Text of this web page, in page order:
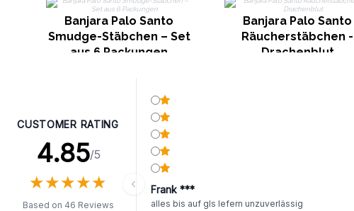
Banjara Palo Santo
Smudge-Stäbchen – Set
aus 6 Packungen
Banjara Palo Santo
Räucherstäbchen -
Drachenblut
CUSTOMER RATING
4.85/5
★★★★★
★★★★★
Based on 46 Reviews
Frank ***
alles bis auf gls lefern unzuverlässig